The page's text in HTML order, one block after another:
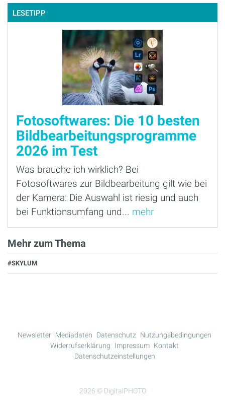
LESETIPP
Fotosoftwares: Die 10 besten
Bildbearbeitungsprogramme
2026 im Test
Was brauche ich wirklich? Bei
Fotosoftwares zur Bildbearbeitung gilt wie bei
der Kamera: Die Auswahl ist riesig und auch
bei Funktionsumfang und... mehr
Mehr zum Thema
#SKYLUM
2026 © DigitalPHOTO
Newsletter Mediadaten Datenschutz
Nutzungsbedingungen
Widerrufserklärung
Impressum Kontakt
Datenschutzeinstellungen